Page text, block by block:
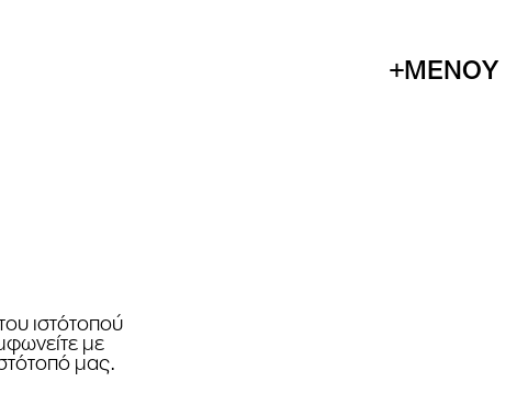
+ΜΕΝΟΥ
ιστότοπού
με
μας.